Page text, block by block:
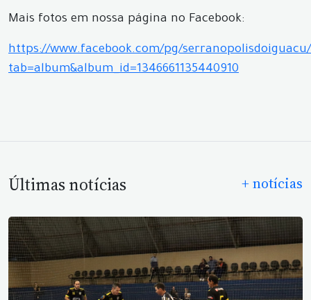
Mais fotos em nossa página no Facebook:
https://www.facebook.com/pg/
tab=album&album_id=1346661135440910
Últimas notícias + notícias